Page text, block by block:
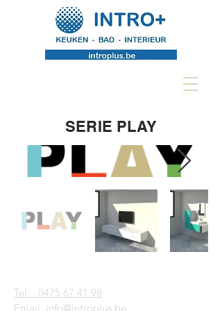
SERIE PLAY
Tel. : 0475 67 41 98
Email: info@introplus.be